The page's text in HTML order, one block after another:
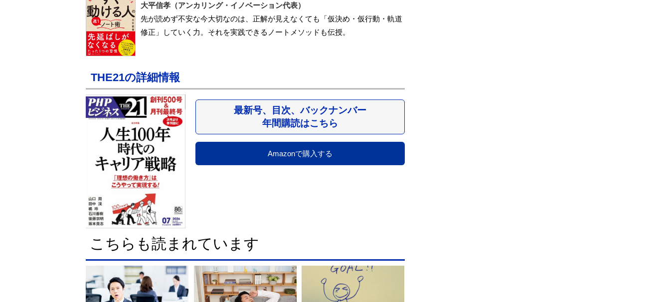
大平信孝（アンカリング・イノベーション代表）
先が読めず不安な今大切なのは、正解が見えなくても「仮決め・仮行動・軌道
修正」していく力。それを実践できるノートメソッドも伝授。
THE21の詳細情報
最新号、目次、バックナンバー
年間購読はこちら
Amazonで購入する
こちらも読まれています